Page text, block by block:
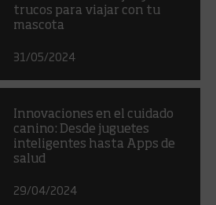
trucos para viajar con tu
mascota
31/05/2024
Innovaciones en el cuidado
canino: Desde juguetes
inteligentes hasta Apps de
salud
29/04/2024